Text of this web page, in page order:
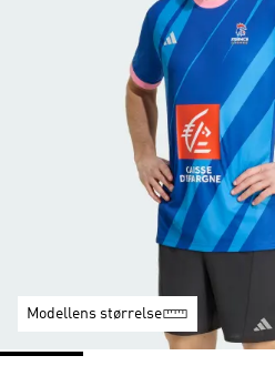
Modellens størrelse